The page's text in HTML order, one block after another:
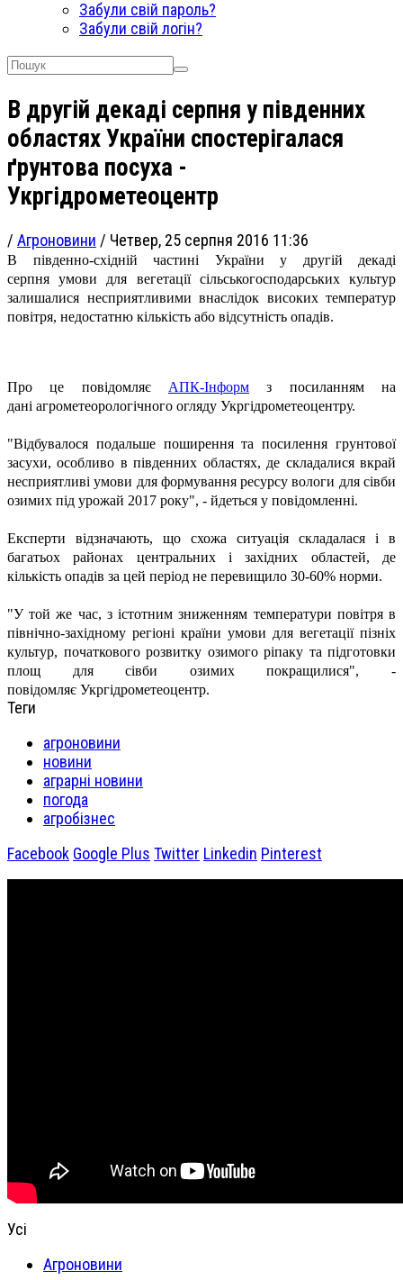
Забули свій пароль?
Забули свій логін?
В другій декаді серпня у південних
областях України спостерігалася
ґрунтова посуха -
Укргідрометеоцентр
/ Агроновини / Четвер, 25 серпня 2016 11:36
В південно-східній частині України у другій декаді
серпня
умови для вегетації сільськогосподарських культур
залишалися несприятливими внаслідок високих температур
повітря, недостатню кількість або відсутність опадів.
Про це повідомляє АПК-Інформ з посиланням на
дані агрометеорологічного огляду Укргідрометеоцентру.
"Відбувалося подальше поширення та посилення грунтової
засухи, особливо в південних областях, де складалися вкрай
несприятливі умови для формування ресурсу вологи для сівби
озимих під урожай 2017 року", - йдеться у повідомленні.
Експерти відзначають, що схожа ситуація складалася і в
багатьох районах центральних і західних областей, де
кількість опадів за цей період не перевищило 30-60% норми.
"У той же час, з істотним зниженням температури повітря в
північно-західному регіоні країни умови для вегетації пізніх
культур, початкового розвитку озимого ріпаку та підготовки
площ для сівби озимих покращилися", -
повідомляє Укргідрометеоцентр.
Теги
агроновини
новини
аграрні новини
погода
агробізнес
Facebook Google Plus Twitter Linkedin Pinterest
Усі
Агроновини